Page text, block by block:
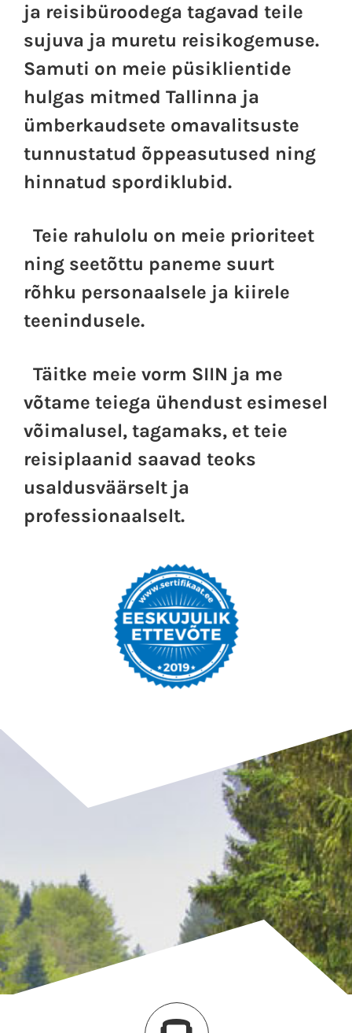
ja reisibüroodega tagavad teile
sujuva ja muretu reisikogemuse.
Samuti on meie püsiklientide
hulgas mitmed Tallinna ja
ümberkaudsete omavalitsuste
tunnustatud õppeasutused ning
hinnatud spordiklubid.
Teie rahulolu on meie prioriteet
ning seetõttu paneme suurt
rõhku personaalsele ja kiirele
teenindusele.
Täitke meie vorm SIIN ja me
võtame teiega ühendust esimesel
võimalusel, tagamaks, et teie
reisiplaanid saavad teoks
usaldusväärselt ja
professionaalselt.